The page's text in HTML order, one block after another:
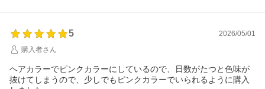
5
2026/05/01
購入者さん
ヘアカラーでピンクカラーにしているので、日数がたつと色味が
抜けてしまうので、少しでもピンクカラーでいられるように購入